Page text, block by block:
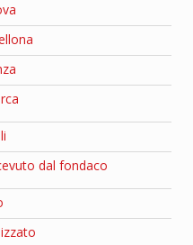
dal fondaco